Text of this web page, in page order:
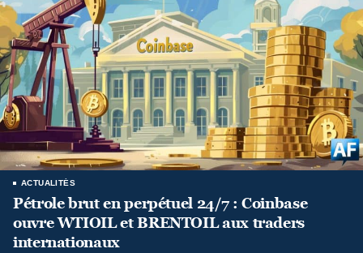
ACTUALITÉS
Pétrole brut en perpétuel 24/7 : Coinbase
ouvre WTIOIL et BRENTOIL aux traders
internationaux